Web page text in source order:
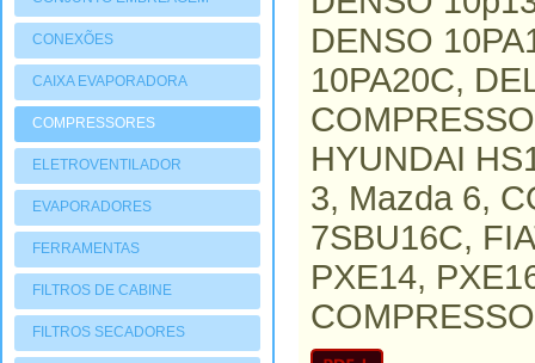
CONEXÕES
CAIXA EVAPORADORA
COMPRESSORES
ELETROVENTILADOR
EVAPORADORES
FERRAMENTAS
FILTROS DE CABINE
FILTROS SECADORES
DENSO
10PA20C,
HYUNDAI
3, Mazda 6,
7SBU16C,
PXE14,